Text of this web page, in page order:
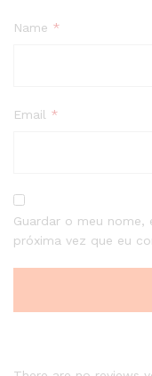
Name *
Email *
Guardar o meu nome,
próxima vez que eu